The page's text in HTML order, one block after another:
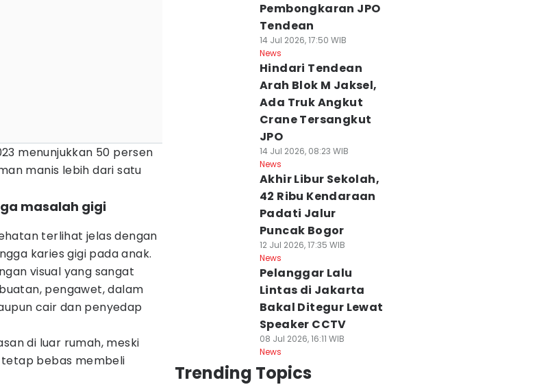
menunjukkan 50 persen
manis lebih dari satu
masalah gigi
terlihat jelas dengan
karies gigi pada anak.
visual yang sangat
pengawet, dalam
cair dan penyedap
di luar rumah, meski
bebas membeli
Pembongkaran JPO
Tendean
14 Jul 2026, 17:50 WIB
News
Hindari Tendean
Arah Blok M Jaksel,
Ada Truk Angkut
Crane Tersangkut
JPO
14 Jul 2026, 08:23 WIB
News
Akhir Libur Sekolah,
42 Ribu Kendaraan
Padati Jalur
Puncak Bogor
12 Jul 2026, 17:35 WIB
News
Pelanggar Lalu
Lintas di Jakarta
Bakal Ditegur Lewat
Speaker CCTV
08 Jul 2026, 16:11 WIB
News
Trending Topics